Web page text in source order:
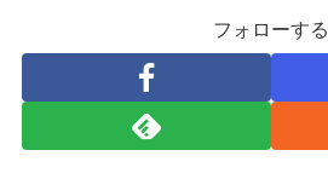
フォローする